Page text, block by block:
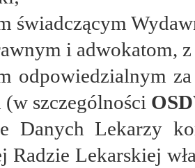
świadczącym
i adwokatom,
odpowiedzialnym
(w szczególności
Danych Lekarzy
Radzie Lekarskiej